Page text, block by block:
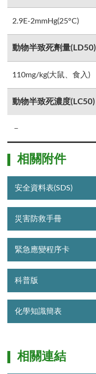
2.9E-2mmHg(25°C)
動物半致死劑量(LD50)
110mg/kg(大鼠、食入)
動物半致死濃度(LC50)
－
相關附件
安全資料表(SDS)
災害防救手冊
緊急應變程序卡
科普版
化學知識簡表
相關連結